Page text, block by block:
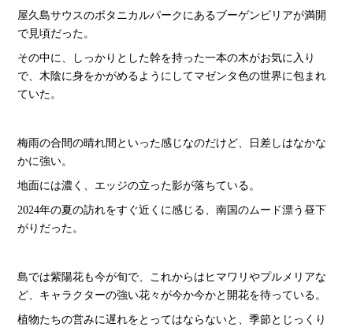
屋久島サウスのボタニカルパークにあるブーゲンビリアが満開
で見頃だった。
その中に、しっかりとした幹を持った一本の木がお気に入り
で、木陰に身をかがめるようにしてマゼンタ色の世界に包まれ
ていた。
梅雨の合間の晴れ間といった感じなのだけど、日差しはなかな
かに強い。
地面には濃く、エッジの立った影が落ちている。
2024年の夏の訪れをすぐ近くに感じる、南国のムード漂う昼下
がりだった。
島では紫陽花も今が旬で、これからはヒマワリやプルメリアな
ど、キャラクターの強い花々が今か今かと開花を待っている。
植物たちの営みに遅れをとってはならないと、季節とじっくり